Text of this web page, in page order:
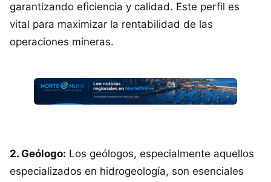
garantizando eficiencia y calidad. Este perfil es
vital para maximizar la rentabilidad de las
operaciones mineras.
2. Geólogo: Los geólogos, especialmente aquellos
especializados en hidrogeología, son esenciales